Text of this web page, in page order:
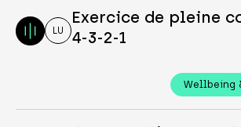
LU
Exercice de pleine
4-3-2-1
Wellbeing